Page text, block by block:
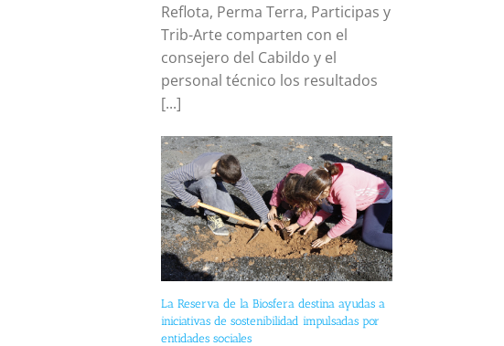
Reflota, Perma Terra, Participas y
Trib-Arte comparten con el
consejero del Cabildo y el
personal técnico los resultados
[...]
La Reserva de la Biosfera destina ayudas a
iniciativas de sostenibilidad impulsadas por
entidades sociales